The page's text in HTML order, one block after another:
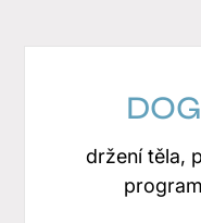
držení těla,